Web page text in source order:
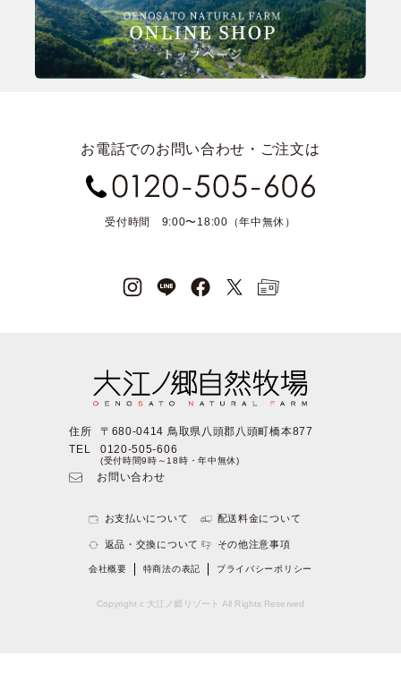
お電話でのお問い合わせ・ご注文は
受付時間 9:00〜18:00（年中無休）
住所
〒680-0414 鳥取県八頭郡八頭町橋本877
TEL
0120-505-606
(受付時間9時～18時・年中無休)
お問い合わせ
お支払いについて 配送料金について
返品・交換について その他注意事項
会社概要 特商法の表記 プライバシーポリシー
Copyright c 大江ノ郷リゾート All Rights Reserved